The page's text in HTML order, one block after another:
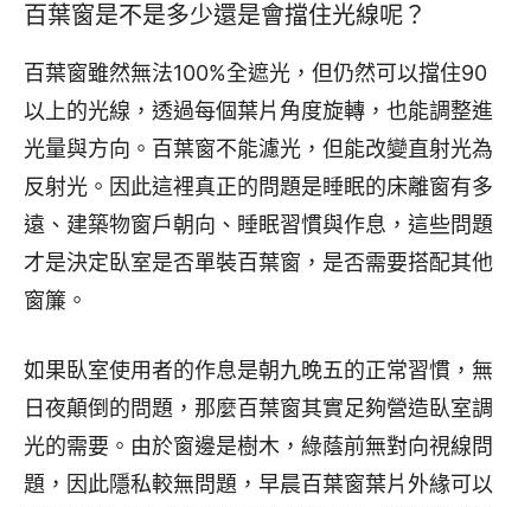
百葉窗是不是多少還是會擋住光線呢？
百葉窗雖然無法100%全遮光，但仍然可以擋住90
以上的光線，透過每個葉片角度旋轉，也能調整進
光量與方向。百葉窗不能濾光，但能改變直射光為
反射光。因此這裡真正的問題是睡眠的床離窗有多
遠、建築物窗戶朝向、睡眠習慣與作息，這些問題
才是決定臥室是否單裝百葉窗，是否需要搭配其他
窗簾。
如果臥室使用者的作息是朝九晚五的正常習慣，無
日夜顛倒的問題，那麼百葉窗其實足夠營造臥室調
光的需要。由於窗邊是樹木，綠蔭前無對向視線問
題，因此隱私較無問題，早晨百葉窗葉片外緣可以